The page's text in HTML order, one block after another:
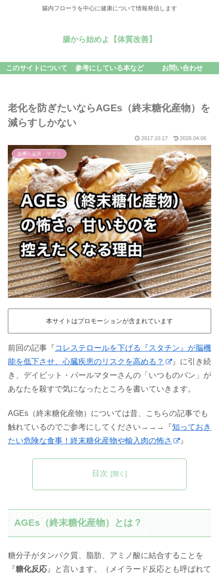
腸内フローラを中心に健康について情報発信します
腸から始めよ【体質改善】
このサイトについて 参考にしている本など お問い合わせ
老化を防ぎたいならAGEs（終末糖化産物）を
減らすしかない
2017.10.17 2026.04.06
食事・栄養・サプリ
本サイトはプロモーションが含まれています
前回の記事『コレステロールを下げる『スタチン』が脳機
能を低下させ、心臓疾患のリスクを高める？
』に引き続
き、デイビット・パールマターさんの「いつものパン」が
あなたを殺すで気になったところを書いていきます。
AGEs（終末糖化産物）については昔、こちらの記事でも
触れているのでご参考にしてください→→→『知っておき
たい危険な食事！終末糖化産物や輸入肉の怖さ
』
目次
AGEs（終末糖化産物）とは？
糖分子がタンパク質、脂肪、アミノ酸に結合することを
『糖化反応 』と言います。（メイラード反応とも呼ばれて